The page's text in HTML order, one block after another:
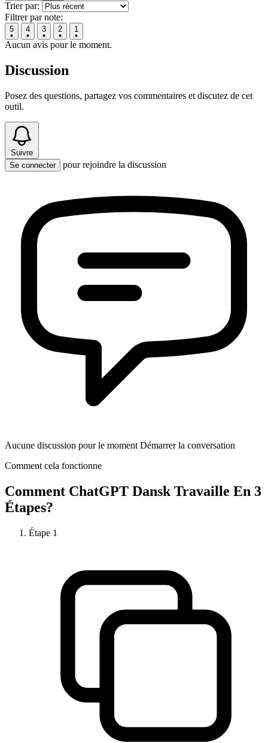
Trier par:
Filtrer par note:
5 4 3 2 1
Aucun avis pour le moment.
Discussion
Posez des questions, partagez vos commentaires et discutez de cet
outil.
Suivre
Se connecter
pour rejoindre la discussion
Aucune discussion pour le moment Démarrer la conversation
Comment cela fonctionne
Comment ChatGPT Dansk Travaille En 3
Étapes?
Étape 1